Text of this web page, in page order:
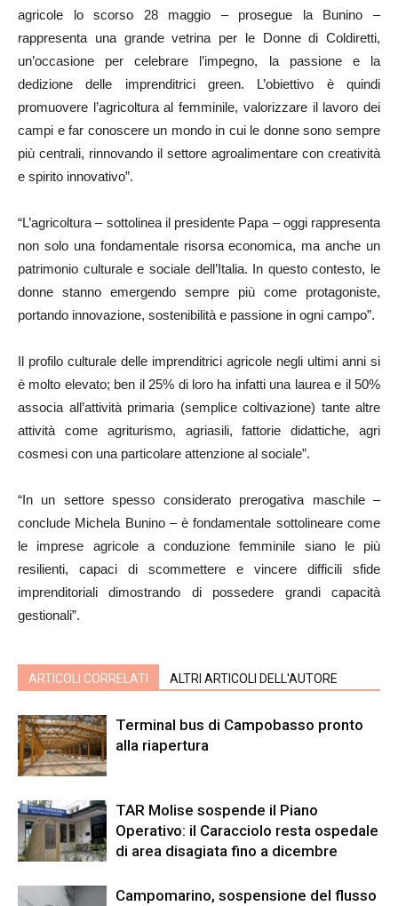
agricole lo scorso 28 maggio – prosegue la Bunino –
rappresenta una grande vetrina per le Donne di Coldiretti,
un’occasione per celebrare l’impegno, la passione e la
dedizione delle imprenditrici green. L’obiettivo è quindi
promuovere l’agricoltura al femminile, valorizzare il lavoro dei
campi e far conoscere un mondo in cui le donne sono sempre
più centrali, rinnovando il settore agroalimentare con creatività
e spirito innovativo”.
“L’agricoltura – sottolinea il presidente Papa – oggi rappresenta
non solo una fondamentale risorsa economica, ma anche un
patrimonio culturale e sociale dell’Italia. In questo contesto, le
donne stanno emergendo sempre più come protagoniste,
portando innovazione, sostenibilità e passione in ogni campo”.
Il profilo culturale delle imprenditrici agricole negli ultimi anni si
è molto elevato; ben il 25% di loro ha infatti una laurea e il 50%
associa all’attività primaria (semplice coltivazione) tante altre
attività come agriturismo, agriasili, fattorie didattiche, agri
cosmesi con una particolare attenzione al sociale”.
“In un settore spesso considerato prerogativa maschile –
conclude Michela Bunino – è fondamentale sottolineare come
le imprese agricole a conduzione femminile siano le più
resilienti, capaci di scommettere e vincere difficili sfide
imprenditoriali dimostrando di possedere grandi capacità
gestionali”.
ARTICOLI CORRELATI ALTRI ARTICOLI DELL'AUTORE
Terminal bus di Campobasso pronto
alla riapertura
TAR Molise sospende il Piano
Operativo: il Caracciolo resta ospedale
di area disagiata fino a dicembre
Campomarino, sospensione del flusso